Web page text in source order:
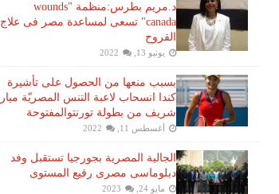
د.مريم بطرس:منظمة "wounds
canada" تسعى لمساعدة مصر فى علاج
القروح
يونيو 13, 2022
بسبب منعها من الحصول على تأشيرة
كندا انسحاب لاعبة ​التنس​ المصريّة ​ميار
شريف​ من بطولة ​تورنتو​المفتوحة
أغسطس 11, 2022
الجالية المصرية بجورجيا تستقبل وفد
دبلوماسى مصرى رفيع المستوى
مايو 24, 2023